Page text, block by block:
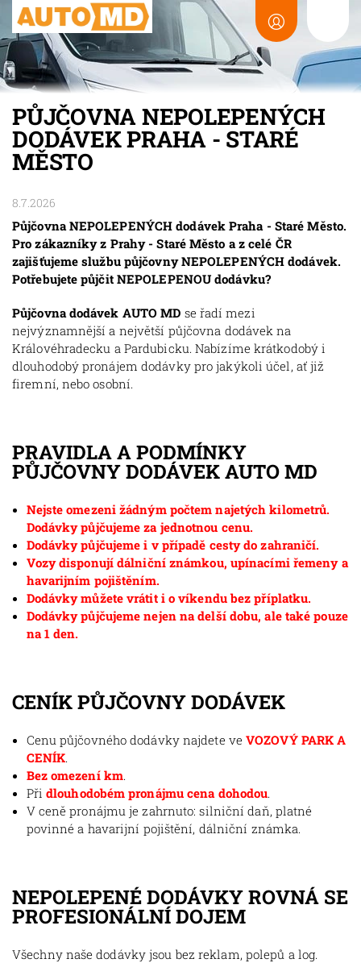
PŮJČOVNA NEPOLEPENÝCH
DODÁVEK PRAHA - STARÉ
MĚSTO
8.7.2026
Půjčovna NEPOLEPENÝCH dodávek Praha - Staré Město.
Pro zákazníky z Prahy - Staré Město a z celé ČR
zajišťujeme službu půjčovny NEPOLEPENÝCH dodávek.
Potřebujete půjčit NEPOLEPENOU dodávku?
Půjčovna dodávek AUTO MD se řadí mezi
nejvýznamnější a největší půjčovna dodávek na
Královéhradecku a Pardubicku. Nabízíme krátkodobý i
dlouhodobý pronájem dodávky pro jakýkoli účel, ať již
firemní, nebo osobní.
PRAVIDLA A PODMÍNKY
PŮJČOVNY DODÁVEK AUTO MD
Nejste omezeni žádným počtem najetých kilometrů.
Dodávky půjčujeme za jednotnou cenu.
Dodávky půjčujeme i v případě cesty do zahraničí.
Vozy disponují dálniční známkou, upínacími řemeny a
havarijním pojištěním.
Dodávky můžete vrátit i o víkendu bez příplatku.
Dodávky půjčujeme nejen na delší dobu, ale také pouze
na 1 den.
CENÍK PŮJČOVNY DODÁVEK
Cenu půjčovného dodávky najdete veVOZOVÝ PARK A
CENÍK.
Bez omezení km.
Při dlouhodobém pronájmu cena dohodou.
V ceně pronájmu je zahrnuto: silniční daň, platné
povinné a havarijní pojištění, dálniční známka.
NEPOLEPENÉ DODÁVKY ROVNÁ SE
PROFESIONÁLNÍ DOJEM
Všechny naše dodávky jsou bez reklam, polepů a log.